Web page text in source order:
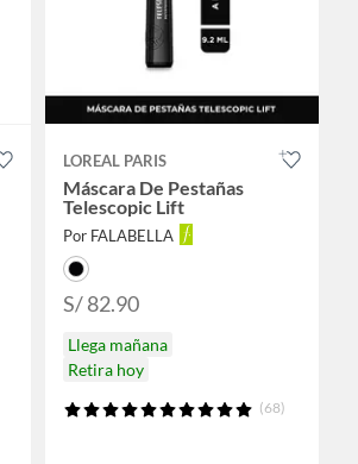
LOREAL PARIS
Máscara De Pestañas
Telescopic Lift
Por FALABELLA
S/ 82.90
Llega mañana
Retira hoy
(68)